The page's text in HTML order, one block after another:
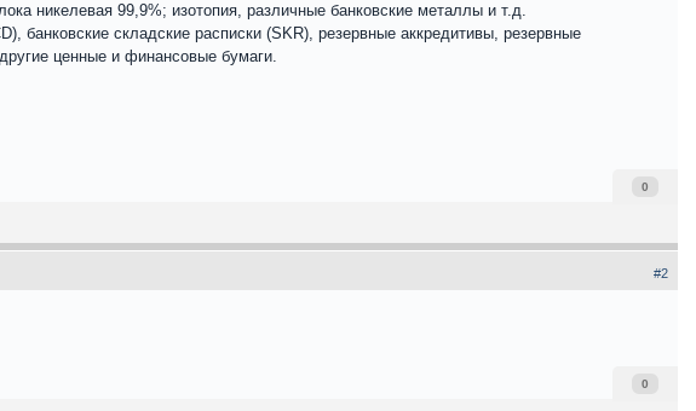
никелевая 99,9%; изотопия, различные банковские металлы и т.д.
банковские складские расписки (SKR), резервные аккредитивы, резервные
ценные и финансовые бумаги.
0
#2
0